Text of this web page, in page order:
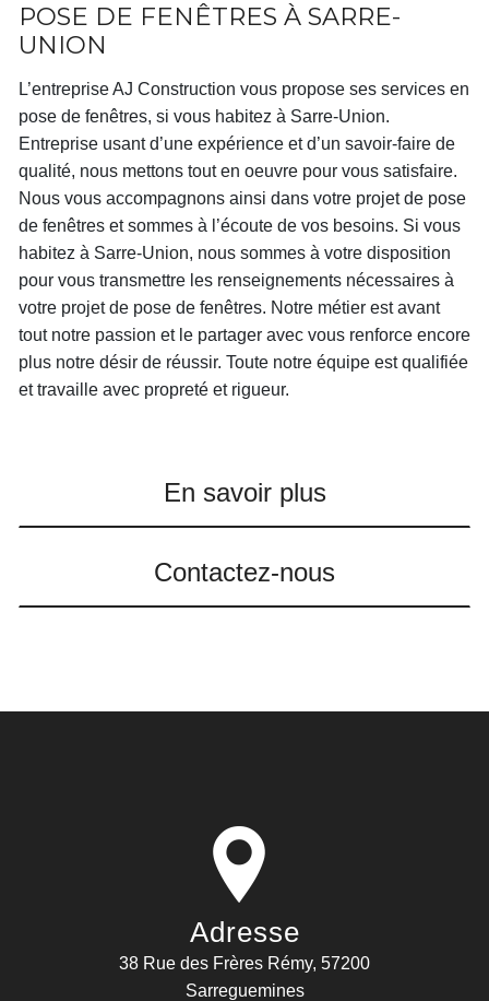
POSE DE FENÊTRES À SARRE-
UNION
L’entrepriseAJ Construction vous propose ses services en
pose de fenêtres, si vous habitez à Sarre-Union.
Entreprise usant d’une expérience et d’un savoir-faire de
qualité, nous mettons tout en oeuvre pour vous satisfaire.
Nous vous accompagnons ainsi dans votre projet de pose
de fenêtres et sommes à l’écoute de vos besoins. Si vous
habitez à Sarre-Union, nous sommes à votre disposition
pour vous transmettre les renseignements nécessaires à
votre projet de pose de fenêtres. Notre métier est avant
tout notre passion et le partager avec vous renforce encore
plus notre désir de réussir. Toute notre équipe est qualifiée
et travaille avec propreté et rigueur.
En savoir plus
Contactez-nous
Adresse
38 Rue des Frères Rémy, 57200
Sarreguemines